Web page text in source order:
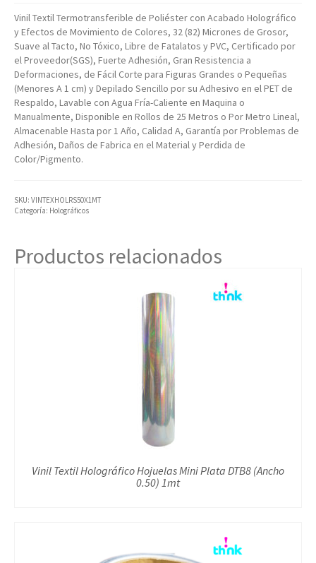
Vinil Textil Termotransferible de Poliéster con Acabado Holográfico
y Efectos de Movimiento de Colores, 32 (82) Micrones de Grosor,
Suave al Tacto, No Tóxico, Libre de Fatalatos y PVC, Certificado por
el Proveedor(SGS), Fuerte Adhesión, Gran Resistencia a
Deformaciones, de Fácil Corte para Figuras Grandes o Pequeñas
(Menores A 1 cm) y Depilado Sencillo por su Adhesivo en el PET de
Respaldo, Lavable con Agua Fría-Caliente en Maquina o
Manualmente, Disponible en Rollos de 25 Metros o Por Metro Lineal,
Almacenable Hasta por 1 Año, Calidad A, Garantía por Problemas de
Adhesión, Daños de Fabrica en el Material y Perdida de
Color/Pigmento.
SKU: VINTEXHOLRS50X1MT
Categoría: Holográficos
Productos relacionados
Vinil Textil Holográfico Hojuelas Mini Plata DTB8 (Ancho
0.50) 1mt